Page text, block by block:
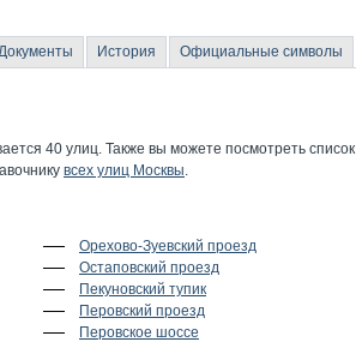
История Официальные символы
40 улиц. Также вы можете посмотреть список
всех улиц Москвы.
Орехово-Зуевский проезд
Остаповский проезд
Пекуновский тупик
Перовский проезд
Перовское шоссе